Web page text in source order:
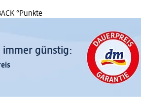
°Punkte
immer günstig: